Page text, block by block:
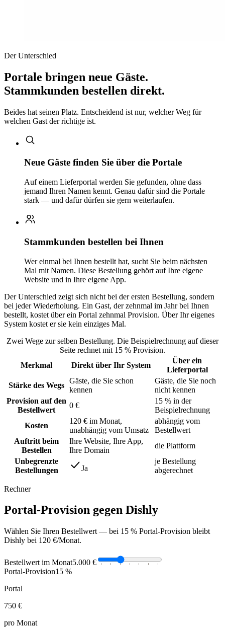
Der Unterschied
Portale bringen neue Gäste.
Stammkunden bestellen direkt.
Beides hat seinen Platz. Entscheidend ist nur, welcher Weg für
welchen Gast der richtige ist.
Neue Gäste finden Sie über die Portale
Auf einem Lieferportal werden Sie gefunden, ohne dass
jemand Ihren Namen kennt. Genau dafür sind die Portale
stark — und dafür dürfen sie gern weiterlaufen.
Stammkunden bestellen bei Ihnen
Wer einmal bei Ihnen bestellt hat, sucht Sie beim nächsten
Mal mit Namen. Diese Bestellung gehört auf Ihre eigene
Website und in Ihre eigene App.
Der Unterschied zeigt sich nicht bei der ersten Bestellung, sondern
bei jeder Wiederholung. Ein Gast, der zehnmal im Jahr bei Ihnen
bestellt, kostet über ein Portal zehnmal Provision. Über Ihr eigenes
System kostet er sie kein einziges Mal.
Zwei Wege zur selben Bestellung. Die Beispielrechnung auf dieser
Seite rechnet mit 15 % Provision.
Merkmal
Direkt über Ihr System
Über ein
Lieferportal
Stärke des Wegs
Gäste, die Sie schon
kennen
Gäste, die Sie noch
nicht kennen
Provision auf den
Bestellwert
0 €
15 % in der
Beispielrechnung
Kosten
120 € im Monat,
unabhängig vom Umsatz
abhängig vom
Bestellwert
Auftritt beim
Bestellen
Ihre Website, Ihre App,
Ihre Domain
die Plattform
Unbegrenzte
Bestellungen
Ja
je Bestellung
abgerechnet
Rechner
Portal-Provision gegen Dishly
Wählen Sie Ihren Bestellwert — bei 15 % Portal-Provision bleibt
Dishly bei 120 €/Monat.
Bestellwert im Monat5.000 €
Portal-Provision15 %
Portal
750 €
pro Monat